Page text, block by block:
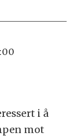
i å
mot